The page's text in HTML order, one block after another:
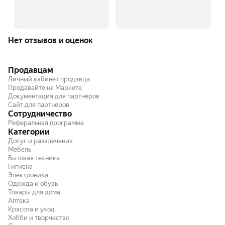
Нет отзывов и оценок
Продавцам
Личный кабинет продавца
Продавайте на Маркете
Документация для партнёров
Сайт для партнёров
Сотрудничество
Реферальная программа
Категории
Досуг и развлечения
Мебель
Бытовая техника
Гигиена
Электроника
Одежда и обувь
Товары для дома
Аптека
Красота и уход
Хобби и творчество